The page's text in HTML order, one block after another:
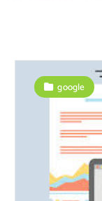
google